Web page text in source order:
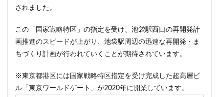
されました。
この「国家戦略特区」の指定を受け、池袋駅西口の再開発計
画推進のスピードが上がり、池袋駅周辺の迅速な再開発・ま
ちづくり計画が行われていくことが期待されています。
※東京都港区には国家戦略特区指定を受け完成した超高層ビ
ル「東京ワールドゲート」が2020年に開業しています。